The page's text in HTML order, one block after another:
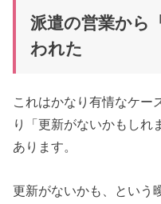
派遣の営業から
われた
これはかなり有情なケー
り「更新がないかもしれ
あります。
更新がないかも、という